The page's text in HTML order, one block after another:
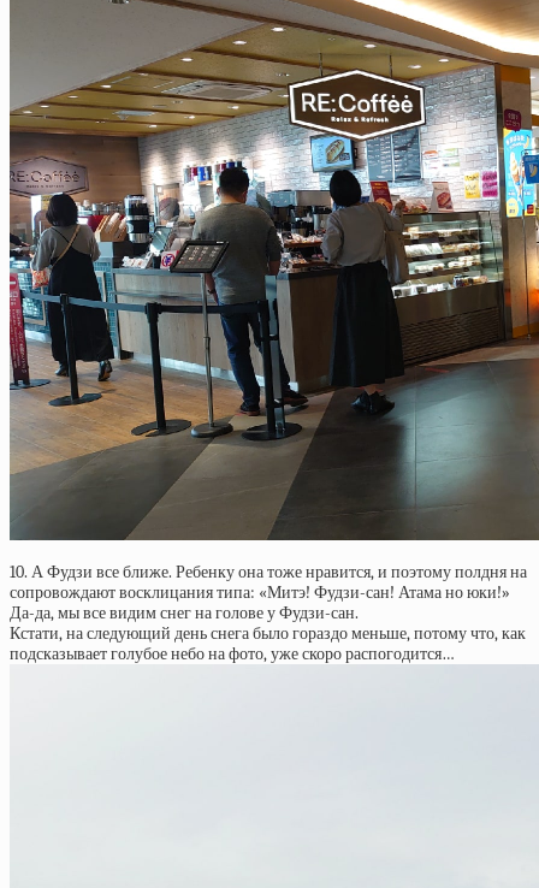
10. А Фудзи все ближе. Ребенку она тоже нравится, и поэтому полдня на
сопровождают восклицания типа: «Митэ! Фудзи-сан! Атама но юки!»
Да-да, мы все видим снег на голове у Фудзи-сан.
Кстати, на следующий день снега было гораздо меньше, потому что, как
подсказывает голубое небо на фото, уже скоро распогодится…